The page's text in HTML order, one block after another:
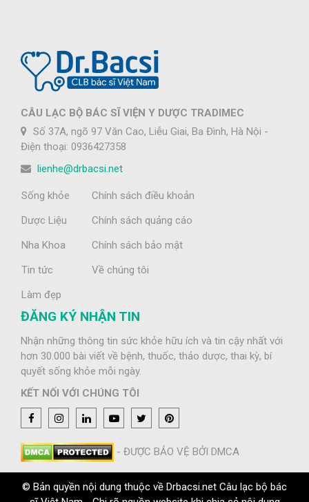
CÂU LẠC BỘ BÁC SĨ VIỆN Y DƯỢC TRADIMEC
Số 37A, ngõ 97 Văn Cao, Liễu Giai, Ba Đình, Hà Nội -
Điện thoại: 0936427358
lienhe@drbacsi.net
Sống khỏe
Dược Liệu
Nha Khoa
Tin tức
Làm đẹp
Chính sách điều khoản
Chính sách quảng cáo
Chính sách bảo mật
Về chúng tôi
ĐĂNG KÝ NHẬN TIN
Nhận những thông tin sức khỏe hữu ích và tin cậy nhất với
hơn 30.000 bài viết về bệnh, thuốc, thảo dược, thai kỳ, bí
quyết sống khỏe mỗi ngày.
KẾT NỐI VỚI CHÚNG TÔI
- ĐƯỢC BẢO VỆ BỞI DMCA
© Bản quyền nội dung thuộc về Drbacsi.net Câu lạc bộ bác